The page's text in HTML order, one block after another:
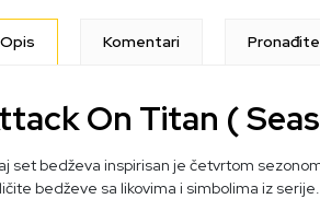
Opis Komentari
On Titan (
set bedževa inspirisan je četvrtom
bedževe sa likovima i simbolima iz serije.